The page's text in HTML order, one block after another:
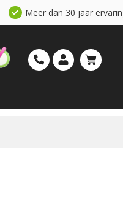
Meer dan 30 jaar